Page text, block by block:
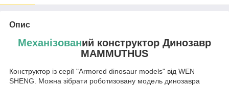
Опис
Механізований конструктор Динозавр
MAMMUTHUS
Конструктор із серії "Armored dinosaur models" від WEN
SHENG. Можна зібрати роботизовану модель динозавра